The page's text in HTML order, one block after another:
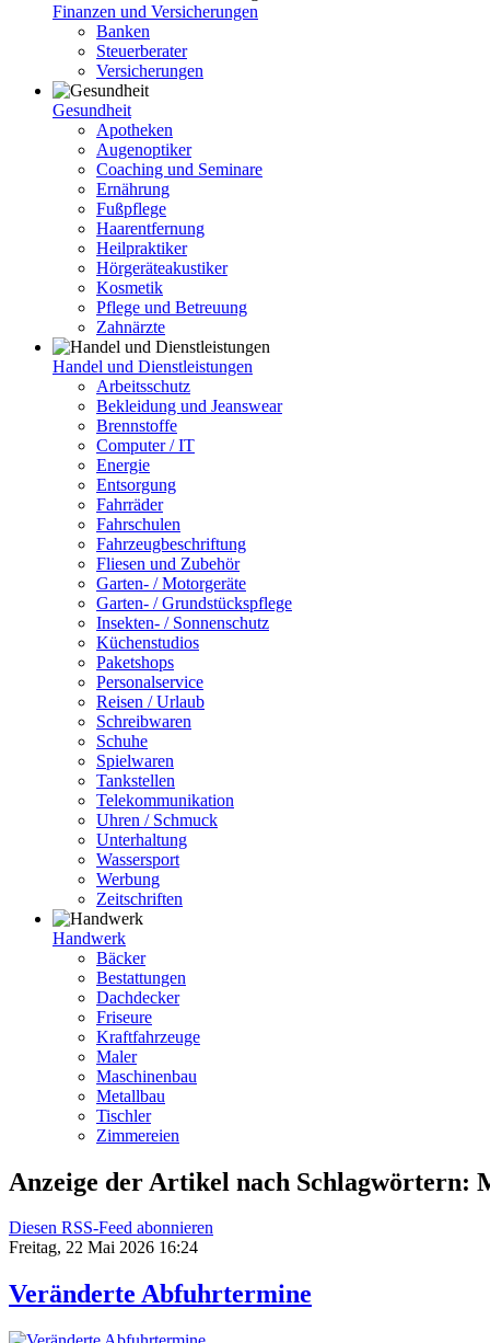
Finanzen und Versicherungen
Banken
Steuerberater
Versicherungen
Gesundheit
Apotheken
Augenoptiker
Coaching und Seminare
Ernährung
Fußpflege
Haarentfernung
Heilpraktiker
Hörgeräteakustiker
Kosmetik
Pflege und Betreuung
Zahnärzte
Handel und Dienstleistungen
Arbeitsschutz
Bekleidung und Jeanswear
Brennstoffe
Computer / IT
Energie
Entsorgung
Fahrräder
Fahrschulen
Fahrzeugbeschriftung
Fliesen und Zubehör
Garten- / Motorgeräte
Garten- / Grundstückspflege
Insekten- / Sonnenschutz
Küchenstudios
Paketshops
Personalservice
Reisen / Urlaub
Schreibwaren
Schuhe
Spielwaren
Tankstellen
Telekommunikation
Uhren / Schmuck
Unterhaltung
Wassersport
Werbung
Zeitschriften
Handwerk
Bäcker
Bestattungen
Dachdecker
Friseure
Kraftfahrzeuge
Maler
Maschinenbau
Metallbau
Tischler
Zimmereien
Anzeige der Artikel nach Schlagwörtern:
Diesen RSS-Feed abonnieren
Freitag, 22 Mai 2026 16:24
Veränderte Abfuhrtermine